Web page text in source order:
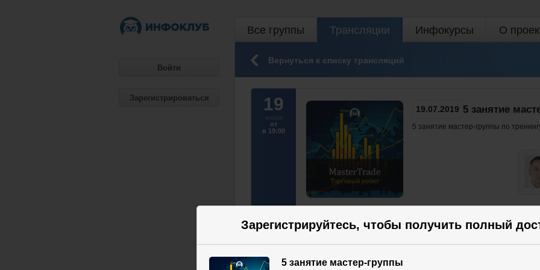
Зарегистрируйтесь, чтобы получить полный
5 занятие мастер-группы
Войти
Зарегистрироваться
Все группы Трансляции Инфокурсы О
Вернуться к списку трансляций
19
пт
в 19:00
93
Участвовать
93 34
19.07.2019 5 занятие
5 занятие мастер-группы по